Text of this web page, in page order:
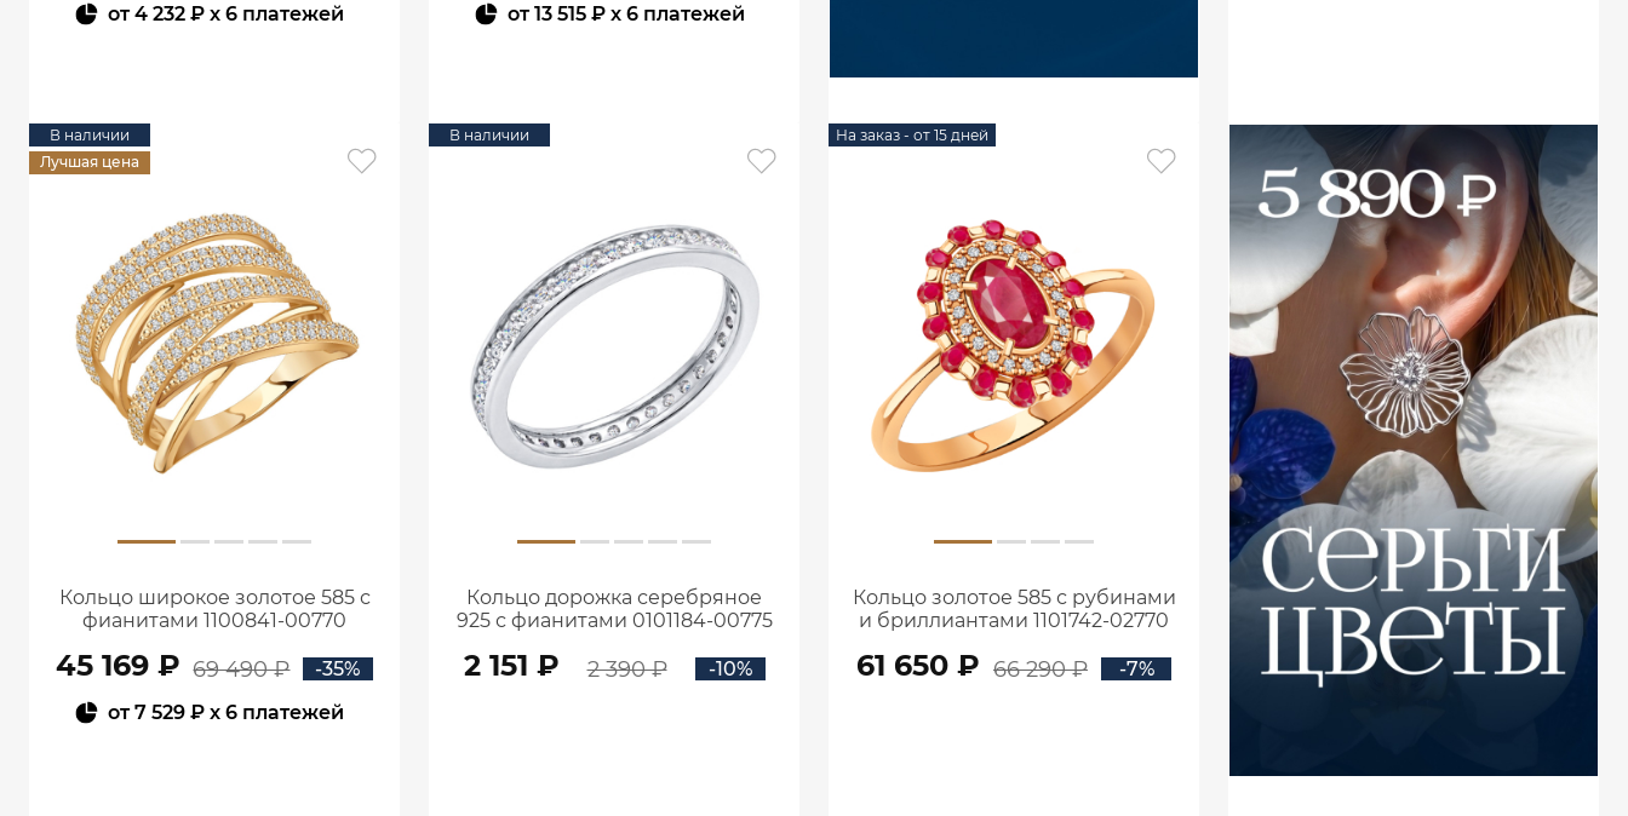
от4 232 ₽ x 6 платежей
от13 515 ₽x 6 платежей
В наличии
Лучшая цена
Кольцо широкое золотое 585 с
фианитами 1100841-00770
45 169 ₽ 69 490 ₽
-35%
от7 529 ₽ x 6 платежей
В наличии
Кольцо дорожка серебряное
925 с фианитами 0101184-00775
2 151 ₽ 2 390 ₽ -10%
На заказ - от 15 дней
Кольцо золотое 585 с рубинами
и бриллиантами 1101742-02770
61 650 ₽ 66 290 ₽ -7%